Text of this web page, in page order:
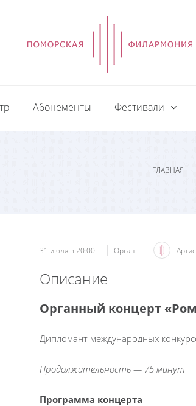
Абонементы Фестивали
ГЛАВНАЯ
31 июля в 20:00 Орган
Описание
Органный концерт
Дипломант международных
Продолжительность — 75 минут
Программа концерта